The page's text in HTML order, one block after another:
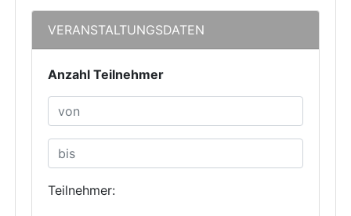
VERANSTALTUNGSDATEN
Anzahl Teilnehmer
Teilnehmer: